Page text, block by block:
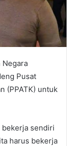
Negara
Pusat
(PPATK) untuk
bekerja sendiri
harus bekerja